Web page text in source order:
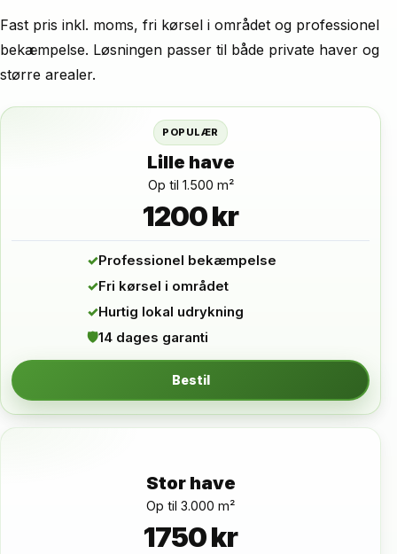
Fast pris inkl. moms, fri kørsel i området og professionel
bekæmpelse. Løsningen passer til både private haver og
større arealer.
POPULÆR
Lille have
Op til 1.500 m²
1200 kr
✓Professionel bekæmpelse
✓Fri kørsel i området
✓Hurtig lokal udrykning
🛡14 dages garanti
Bestil
Stor have
Op til 3.000 m²
1750 kr